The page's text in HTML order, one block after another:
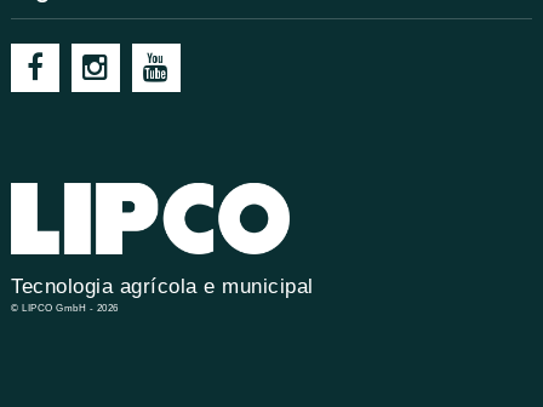
Tecnologia agrícola e municipal
© LIPCO GmbH - 2026